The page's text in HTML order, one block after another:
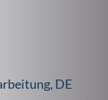
DE